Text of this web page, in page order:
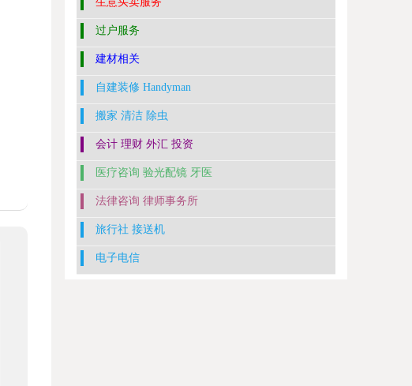
过户服务
建材相关
自建装修 Handyman
搬家 清洁 除虫
会计 理财 外汇 投资
医疗咨询 验光配镜 牙医
法律咨询 律师事务所
旅行社 接送机
电子电信